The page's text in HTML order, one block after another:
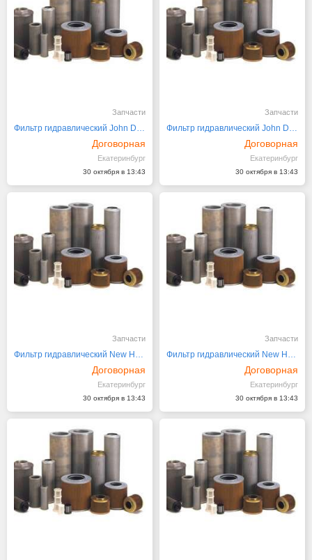
Запчасти
Фильтр гидравлический John Deere AT112393
Договорная
Екатеринбург
30 октября в 13:43
Запчасти
Фильтр гидравлический John Deere RE273801
Договорная
Екатеринбург
30 октября в 13:43
Запчасти
Фильтр гидравлический New Holland 85802793
Договорная
Екатеринбург
30 октября в 13:43
Запчасти
Фильтр гидравлический New Holland 9706161, 89706161
Договорная
Екатеринбург
30 октября в 13:43